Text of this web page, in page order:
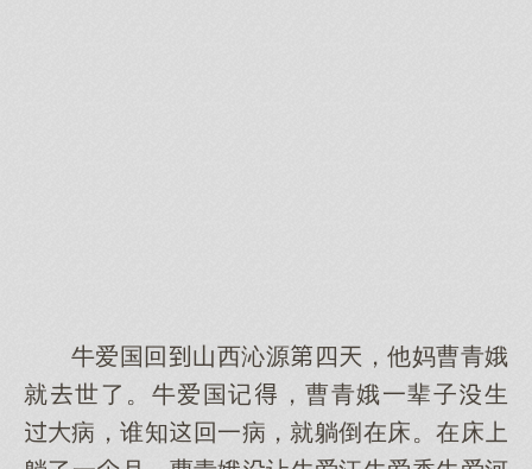
牛爱国回山西沁源四，他妈曹青娥
就世了。牛爱国记，曹青娥一辈子生
病，谁知回一病，就躺倒在床。在床